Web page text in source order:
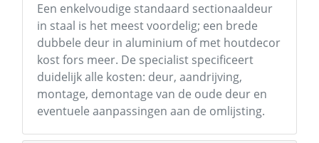
Een enkelvoudige standaard sectionaaldeur
in staal is het meest voordelig; een brede
dubbele deur in aluminium of met houtdecor
kost fors meer. De specialist specificeert
duidelijk alle kosten: deur, aandrijving,
montage, demontage van de oude deur en
eventuele aanpassingen aan de omlijsting.